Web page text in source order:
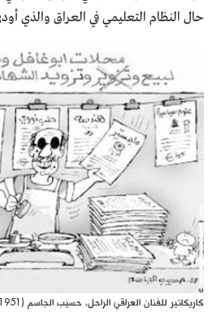
حال النظام التعليمي في العراق والذي
كاريكاتير للفنان العراقي الراحل، حسيب الجاسم (1951 – 2013)